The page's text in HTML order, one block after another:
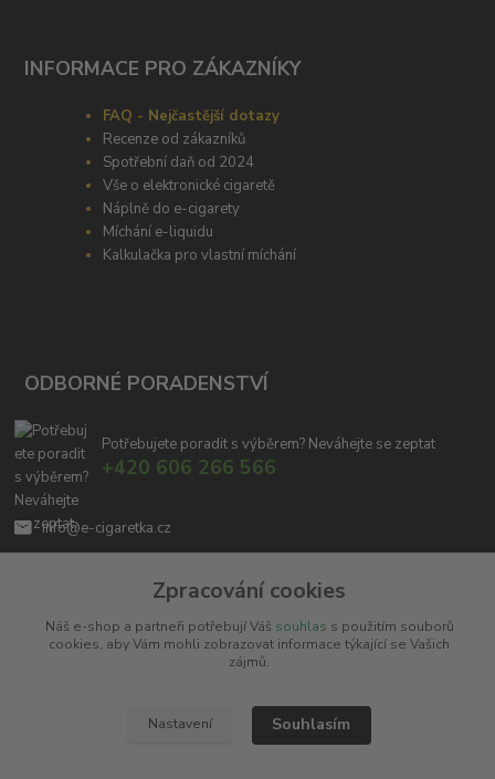
INFORMACE PRO ZÁKAZNÍKY
FAQ - Nejčastější dotazy
Recenze od zákazníků
Spotřební daň od 2024
Vše o elektronické cigaretě
Náplně do e-cigarety
Míchání e-liquidu
Kalkulačka pro vlastní míchání
ODBORNÉ PORADENSTVÍ
Potřebujete poradit s výběrem? Neváhejte se zeptat
+420 606 266 566
info@e-cigaretka.cz
Miroslav Černý - MCx.cz. Všechna práva vyhrazena.
Zpracování cookies
Náš e-shop a partneři potřebují Váš souhlas s použitím souborů
cookies, aby Vám mohli zobrazovat informace týkající se Vašich
zájmů.
Nastavení Souhlasím